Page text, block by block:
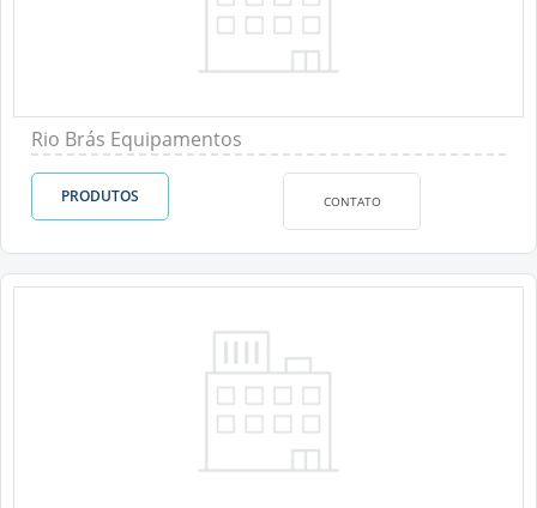
Rio Brás Equipamentos
PRODUTOS CONTATO